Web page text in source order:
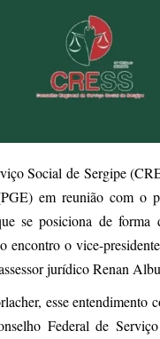
Social de Sergipe
em reunião com o
se posiciona de forma
encontro o vice-
jurídico Renan
esse
Federal de